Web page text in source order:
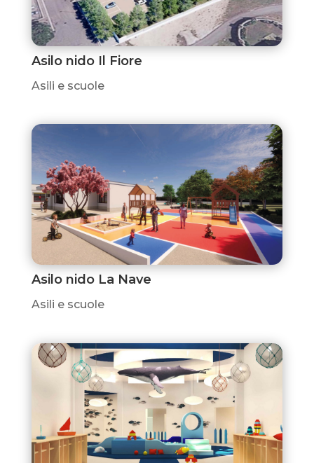
Asilo nido Il Fiore
Asili e scuole
Asilo nido La Nave
Asili e scuole